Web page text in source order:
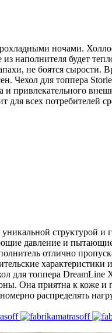
ночами.
наполнителя будет
не боятся сырости.
Чехол для топпера
привлекательного
для всех
структурой
давление и
отлично
для топпера
Она приятна к коже
распределять